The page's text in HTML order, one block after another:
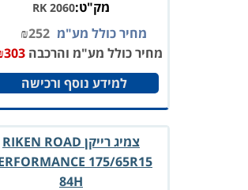
מק"ט:RK 2060
מחיר כולל מע"מ ₪252
מחיר כולל מע"מ והרכבה
₪303
למידע נוסף ורכישה
צמיג רייקן RIKEN ROAD
PERFORMANCE 175/65R15
84H